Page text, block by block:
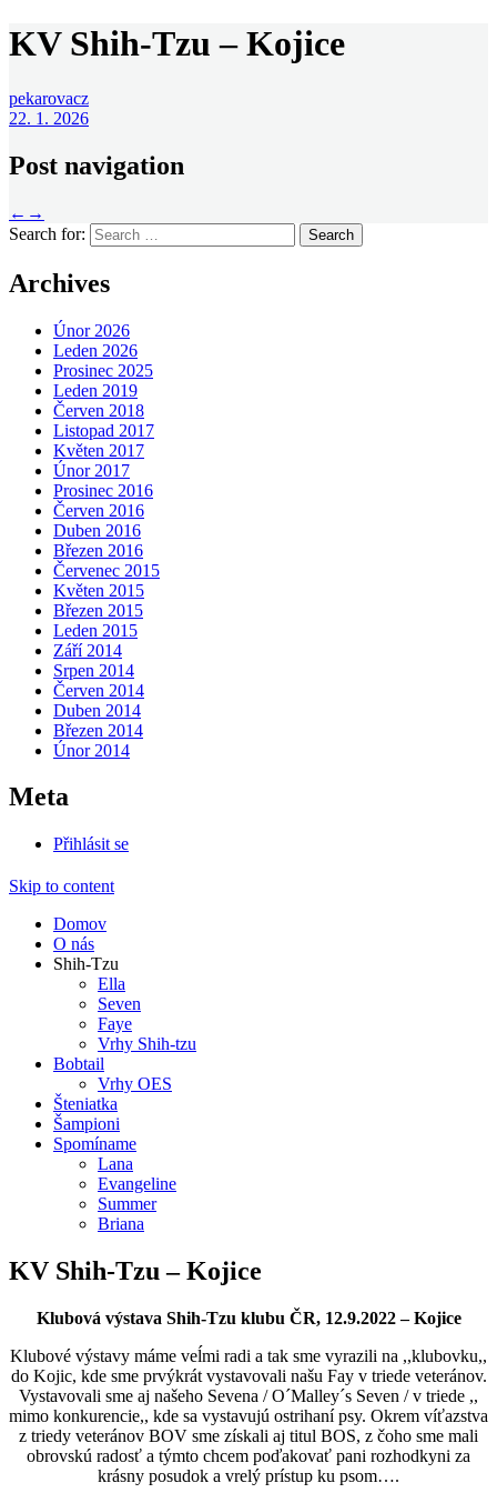
KV Shih-Tzu – Kojice
pekarovacz
22. 1. 2026
Post navigation
← →
Search for:
Archives
Únor 2026
Leden 2026
Prosinec 2025
Leden 2019
Červen 2018
Listopad 2017
Květen 2017
Únor 2017
Prosinec 2016
Červen 2016
Duben 2016
Březen 2016
Červenec 2015
Květen 2015
Březen 2015
Leden 2015
Září 2014
Srpen 2014
Červen 2014
Duben 2014
Březen 2014
Únor 2014
Meta
Přihlásit se
Skip to content
Domov
O nás
Shih-Tzu
Ella
Seven
Faye
Vrhy Shih-tzu
Bobtail
Vrhy OES
Šteniatka
Šampioni
Spomíname
Lana
Evangeline
Summer
Briana
KV Shih-Tzu – Kojice
Klubová výstava Shih-Tzu klubu ČR, 12.9.2022 – Kojice
Klubové výstavy máme veĺmi radi a tak sme vyrazili na ,,klubovku,,
do Kojic, kde sme prvýkrát vystavovali našu Fay v triede veteránov.
Vystavovali sme aj našeho Sevena / O´Malley´s Seven / v triede ,,
mimo konkurencie,, kde sa vystavujú ostrihaní psy. Okrem víťazstva
z triedy veteránov BOV sme získali aj titul BOS, z čoho sme mali
obrovskú radosť a týmto chcem poďakovať pani rozhodkyni za
krásny posudok a vrelý prístup ku psom….